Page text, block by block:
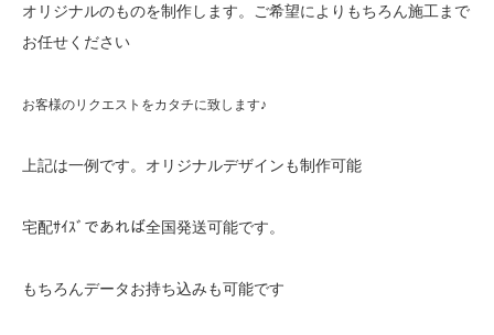
オリジナルのものを制作します。ご希望によりもちろん施工まで
お任せください
お客様のリクエストをカタチに致します♪
上記は一例です。オリジナルデザインも制作可能
宅配ｻｲｽﾞであれば全国発送可能です。
もちろんデータお持ち込みも可能です